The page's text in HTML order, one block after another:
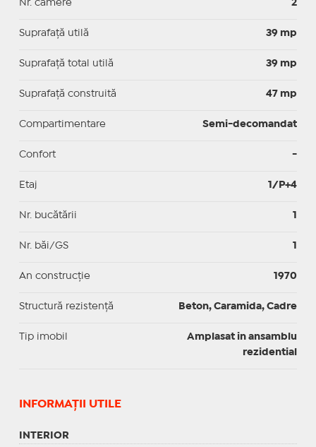
Nr. camere 2
Suprafaţă utilă 39 mp
Suprafaţă total utilă 39 mp
Suprafaţă construită 47 mp
Compartimentare Semi-decomandat
Confort -
Etaj 1/P+4
Nr. bucătării 1
Nr. băi/GS 1
An construcție 1970
Structură rezistență Beton, Caramida, Cadre
Tip imobil
Amplasat in ansamblu
rezidential
INFORMAŢII UTILE
INTERIOR